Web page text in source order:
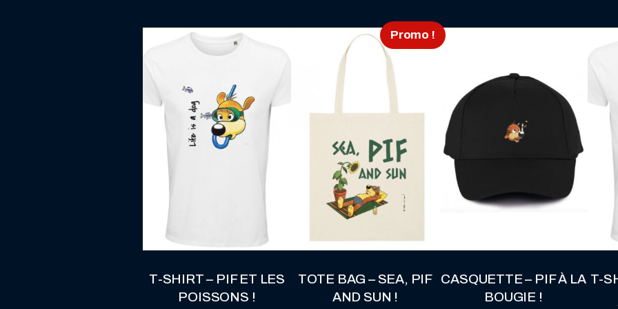
T-SHIRT – PIF ET LES
POISSONS !
Promo !
TOTE BAG – SEA, PIF
AND SUN !
CASQUETTE – PIF À LA
BOUGIE !
a
plusieurs
variations.
Les
être
page
T-